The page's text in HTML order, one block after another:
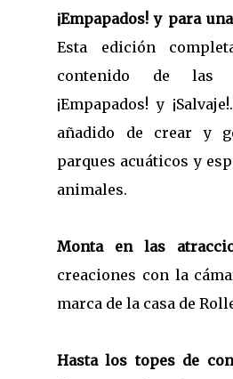
¡Empapados! y para
Esta edición
contenido de las
¡Empapados! y
añadido de crear y
parques acuáticos y
animales.
Monta en las
creaciones con la
marca de la casa de
Hasta los topes de